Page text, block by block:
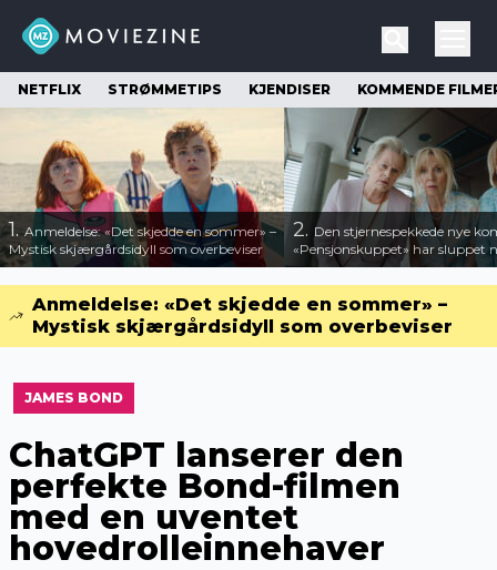
NETFLIX STRØMMETIPS KJENDISER KOMMENDE
1.Anmeldelse: «Det skjedde en sommer» –
Mystisk skjærgårdsidyll som overbeviser
2. Den stjernespekkede nye
«Pensjonskuppet» har sluppet
Anmeldelse: «Det skjedde en sommer» –
Mystisk skjærgårdsidyll som overbeviser
JAMES BOND
ChatGPT lanserer den
perfekte Bond-filmen
med en uventet
hovedrolleinnehaver